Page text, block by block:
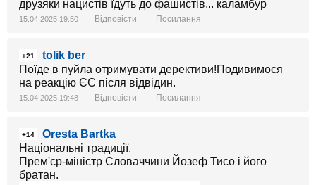
друзяки нацистів їдуть до фашистів... каламбур
15.04.2025 19:50 Відповісти Посилання
+21
tolik ber
Поїде в пуйла отримувати дерективи!Подивимося
на реакцію ЄС після відвідин.
15.04.2025 19:48 Відповісти Посилання
+14
Oresta Bartka
Національні традиції.
Прем'єр-міністр Словаччини Йозеф Тисо і його
братан.